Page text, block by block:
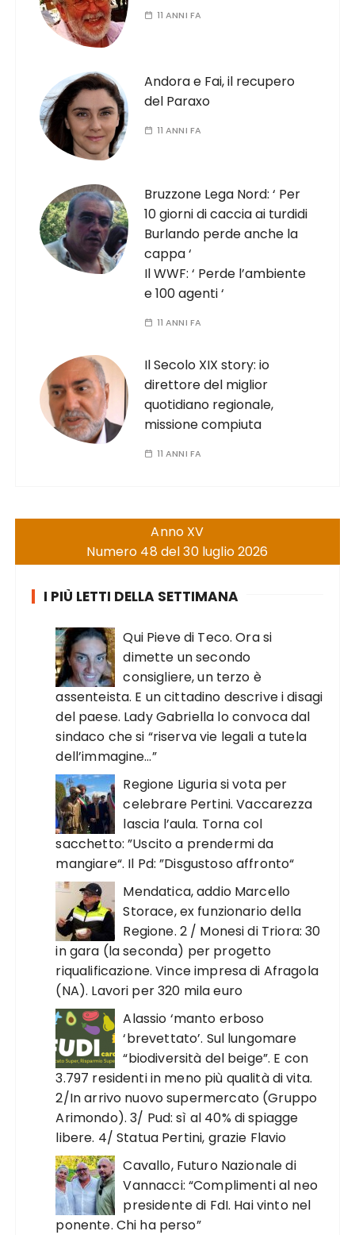
11 ANNI FA
Andora e Fai, il recupero
del Paraxo
11 ANNI FA
Bruzzone Lega Nord: ‘ Per
10 giorni di caccia ai turdidi
Burlando perde anche la
cappa ‘
Il WWF: ‘ Perde l’ambiente
e 100 agenti ‘
11 ANNI FA
Il Secolo XIX story: io
direttore del miglior
quotidiano regionale,
missione compiuta
11 ANNI FA
Anno XV
Numero 48 del 30 luglio 2026
I PIÙ LETTI DELLA SETTIMANA
Qui Pieve di Teco. Ora si
dimette un secondo
consigliere, un terzo è
assenteista. E un cittadino descrive i disagi
del paese. Lady Gabriella lo convoca dal
sindaco che si “riserva vie legali a tutela
dell’immagine…”
Regione Liguria si vota per
celebrare Pertini. Vaccarezza
lascia l’aula. Torna col
sacchetto: ”Uscito a prendermi da
mangiare“. Il Pd: ”Disgustoso affronto“
Mendatica, addio Marcello
Storace, ex funzionario della
Regione. 2 / Monesi di Triora: 30
in gara (la seconda) per progetto
riqualificazione. Vince impresa di Afragola
(NA). Lavori per 320 mila euro
Alassio ‘manto erboso
‘brevettato’. Sul lungomare
“biodiversità del beige”. E con
3.797 residenti in meno più qualità di vita.
2/In arrivo nuovo supermercato (Gruppo
Arimondo). 3/ Pud: sì al 40% di spiagge
libere. 4/ Statua Pertini, grazie Flavio
Cavallo, Futuro Nazionale di
Vannacci: “Complimenti al neo
presidente di FdI. Hai vinto nel
ponente. Chi ha perso”